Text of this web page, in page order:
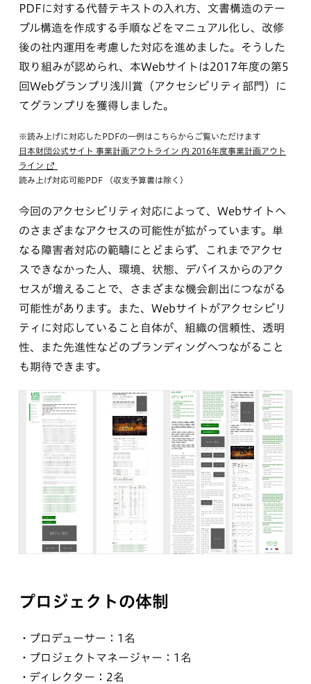
PDFに対する代替テキストの入れ方、文書構造のテー
ブル構造を作成する手順などをマニュアル化し、改修
後の社内運用を考慮した対応を進めました。そうした
取り組みが認められ、本Webサイトは2017年度の第5
回Webグランプリ浅川賞（アクセシビリティ部門）に
てグランプリを獲得しました。
※読み上げに対応したPDFの一例はこちらからご覧いただけます
日本財団公式サイト 事業計画アウトライン 内 2016年度事業計画アウト
ライン
読み上げ対応可能PDF （収支予算書は除く）
今回のアクセシビリティ対応によって、Webサイトへ
のさまざまなアクセスの可能性が拡がっています。単
なる障害者対応の範疇にとどまらず、これまでアクセ
スできなかった人、環境、状態、デバイスからのアク
セスが増えることで、さまざまな機会創出につながる
可能性があります。また、Webサイトがアクセシビリ
ティに対応していること自体が、組織の信頼性、透明
性、また先進性などのブランディングへつながること
も期待できます。
プロジェクトの体制
プロデューサー：1名
プロジェクトマネージャー：1名
ディレクター：2名